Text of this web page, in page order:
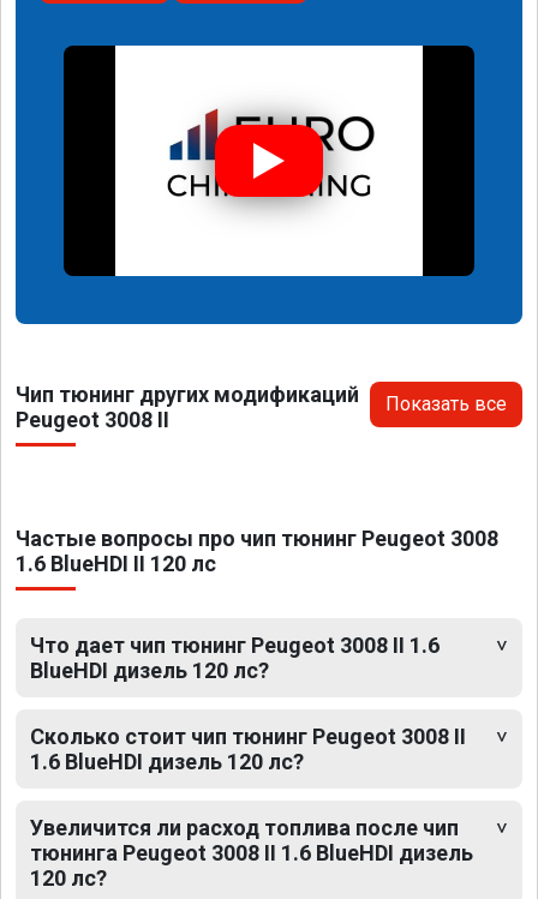
Чип тюнинг других модификаций
Peugeot 3008 II
Показать все
Частые вопросы про чип тюнинг Peugeot 3008
1.6 BlueHDI II 120 лс
Что дает чип тюнинг Peugeot 3008 II 1.6
BlueHDI дизель 120 лс?
Сколько стоит чип тюнинг Peugeot 3008 II
1.6 BlueHDI дизель 120 лс?
Увеличится ли расход топлива после чип
тюнинга Peugeot 3008 II 1.6 BlueHDI дизель
120 лс?